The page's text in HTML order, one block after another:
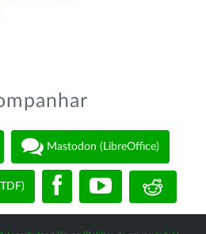
Mastodon (LibreOffice)